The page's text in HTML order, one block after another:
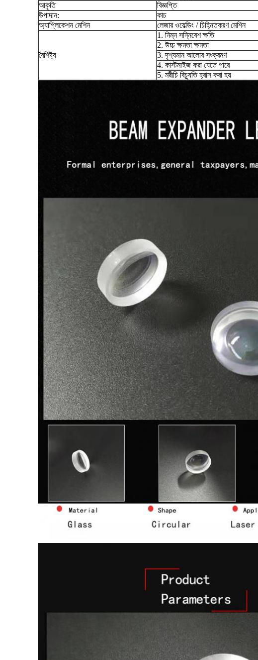
আকৃতি
বিজ্ঞপ্তি
উপাদান:
কাচ
অ্যাপ্লিকেশন মেশিন
লেজার ওয়েল্ডিং / চিহ্নিতকরণ মেশিন
বৈশিষ্ট্য
1. নিম্ন সন্নিবেশ ক্ষতি
2. উচ্চ ক্ষমতা ক্ষমতা
3. দৃশ্যমান আলোর সংক্রমণ
4. কাস্টমাইজ করা যেতে পারে
5. মরীচি বিচ্যুতি হ্রাস করা হয়